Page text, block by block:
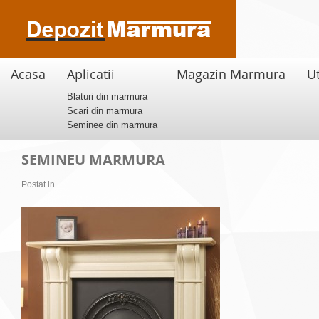
Acasa Aplicatii
Blaturi din marmura
Scari din marmura
Seminee din marmura
Magazin Marmura
SEMINEU MARMURA
Postat in